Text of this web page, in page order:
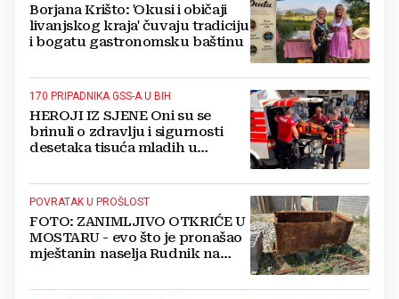
Borjana Krišto: 'Okusi i običaji
livanjskog kraja' čuvaju tradiciju
i bogatu gastronomsku baštinu
170 PRIPADNIKA GSS-A U BIH
HEROJI IZ SJENE Oni su se
brinuli o zdravlju i sigurnosti
desetaka tisuća mladih u
FOTOGRAFIJE
POVRATAK U PROŠLOST
FOTO: ZANIMLJIVO OTKRIĆE U
MOSTARU - evo što je pronašao
mještanin naselja Rudnik na